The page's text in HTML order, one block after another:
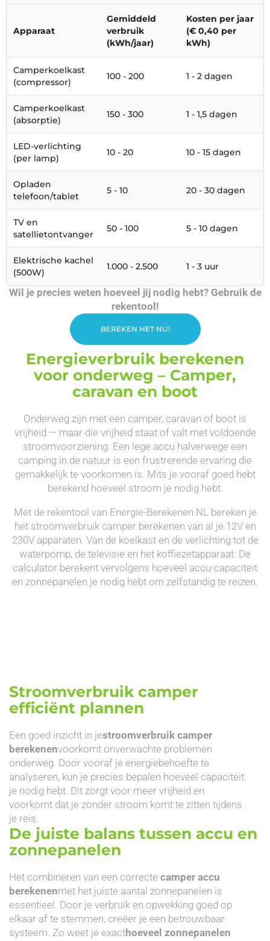
Apparaat
Gemiddeld
verbruik
(kWh/jaar)
Kosten per jaar
(€ 0,40 per
kWh)
Camperkoelkast
(compressor)
100 - 200 1 - 2 dagen
Camperkoelkast
(absorptie)
150 - 300 1 - 1,5 dagen
LED-verlichting
(per lamp)
10 - 20 10 - 15 dagen
Opladen
telefoon/tablet
5 - 10 20 - 30 dagen
TV en
satellietontvanger
50 - 100 5 - 10 dagen
Elektrische kachel
(500W)
1.000 - 2.500 1 - 3 uur
Wil je precies weten hoeveel jij nodig hebt? Gebruik de
rekentool!
BEREKEN HET NU!
Energieverbruik berekenen
voor onderweg – Camper,
caravan en boot
Onderweg zijn met een camper, caravan of boot is
vrijheid — maar die vrijheid staat of valt met voldoende
stroomvoorziening. Een lege accu halverwege een
camping in de natuur is een frustrerende ervaring die
gemakkelijk te voorkomen is. Mits je vooraf goed hebt
berekend hoeveel stroom je nodig hebt.
Met de rekentool van Energie-Berekenen.NL bereken je
het stroomverbruik camper berekenen van al je 12V en
230V apparaten. Van de koelkast en de verlichting tot de
waterpomp, de televisie en het koffiezetapparaat. De
calculator berekent vervolgens hoeveel accu-capaciteit
en zonnepanelen je nodig hebt om zelfstandig te reizen.
Stroomverbruik camper
efficiënt plannen
Een goed inzicht in jestroomverbruik camper
berekenenvoorkomt onverwachte problemen
onderweg. Door vooraf je energiebehoefte te
analyseren, kun je precies bepalen hoeveel capaciteit
je nodig hebt. Dit zorgt voor meer vrijheid en
voorkomt dat je zonder stroom komt te zitten tijdens
je reis.
De juiste balans tussen accu en
zonnepanelen
Het combineren van een correcte camper accu
berekenenmet het juiste aantal zonnepanelen is
essentieel. Door je verbruik en opwekking goed op
elkaar af te stemmen, creëer je een betrouwbaar
systeem. Zo weet je exacthoeveel zonnepanelen